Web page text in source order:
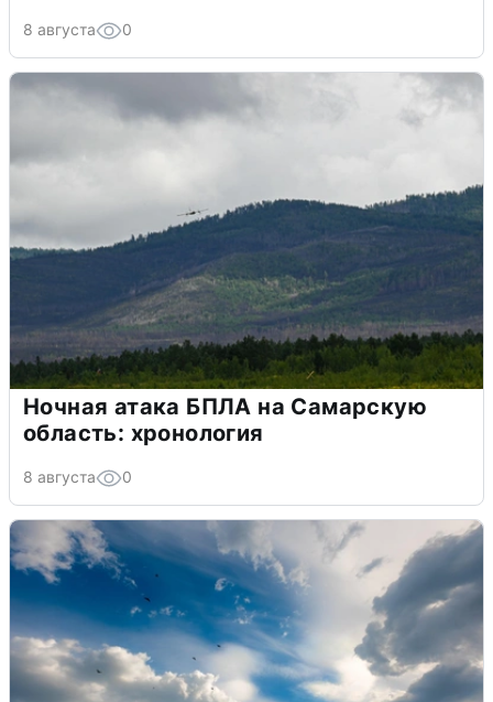
8 августа 0
Ночная атака БПЛА на Самарскую
область: хронология
8 августа 0